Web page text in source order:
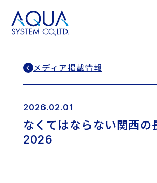
System
メディア掲載情報
2026.02.01
なくてはならない関西の
2026